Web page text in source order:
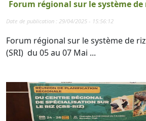
Forum régional sur le système
Date de publication : 29/04/2025 - 15:56:12
Forum régional sur le système de
(SRI) du 05 au 07 Mai ...